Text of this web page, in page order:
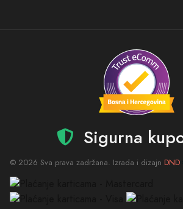
Sigurna
© 2026 Sva prava zadržana. Izrada i dizajn